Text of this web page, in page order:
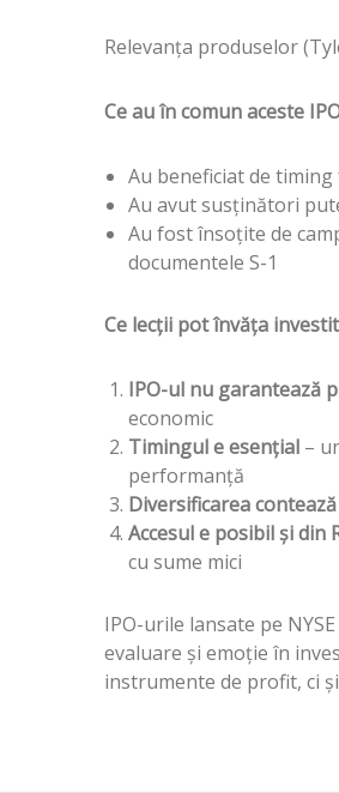
Relevanța produselor
Ce au în comun aceste
Au beneficiat de
Au avut susținători
Au fost însoțite de
documentele S-1
Ce lecții pot învăța
IPO-ul nu garantează
economic
Timingul e esențial –
performanță
Diversificarea contează
Accesul e posibil și din
cu sume mici
IPO-urile lansate pe
evaluare și emoție în
instrumente de profit, ci